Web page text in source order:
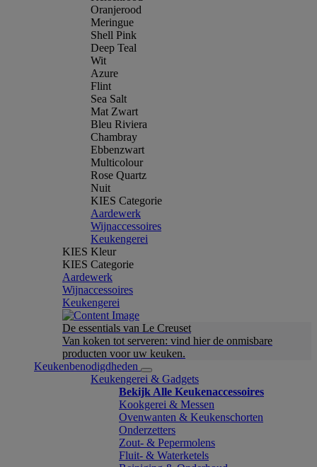
Oranjerood
Meringue
Shell Pink
Deep Teal
Wit
Azure
Flint
Sea Salt
Mat Zwart
Bleu Riviera
Chambray
Ebbenzwart
Multicolour
Rose Quartz
Nuit
KIES Categorie
Aardewerk
Wijnaccessoires
Keukengerei
KIES Kleur
KIES Categorie
Aardewerk
Wijnaccessoires
Keukengerei
De essentials van Le Creuset
Van koken tot serveren: vind hier de onmisbare
producten voor uw keuken.
Keukenbenodigdheden
Keukengerei & Gadgets
Bekijk Alle Keukenaccessoires
Kookgerei & Messen
Ovenwanten & Keukenschorten
Onderzetters
Zout- & Pepermolens
Fluit- & Waterketels